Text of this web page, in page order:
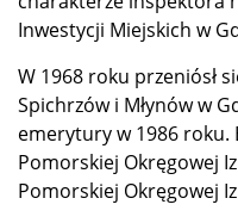
Inwestycji Miejskich w
W 1968 roku przeniósł
Spichrzów i Młynów w
emerytury w 1986 roku.
Pomorskiej Okręgowej
Pomorskiej Okręgowej